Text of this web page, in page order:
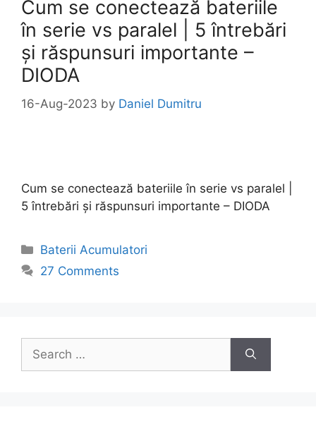
Cum se conectează bateriile
în serie vs paralel | 5 întrebări
și răspunsuri importante –
DIODA
16-Aug-2023 by Daniel Dumitru
Cum se conectează bateriile în serie vs paralel |
5 întrebări și răspunsuri importante – DIODA
Categories
Baterii Acumulatori
27 Comments
for: